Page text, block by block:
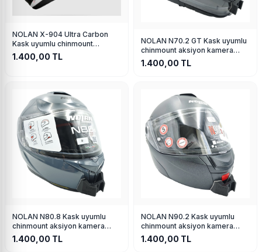
NOLAN X-904 Ultra Carbon
Kask uyumlu chinmount
aksiyon kamera çene bağlantı
aparatı seti
1.400,00 TL
NOLAN N70.2 GT Kask uyumlu
chinmount aksiyon kamera
çene bağlantı aparatı seti
1.400,00 TL
NOLAN N80.8 Kask uyumlu
chinmount aksiyon kamera
çene bağlantı aparatı seti
1.400,00 TL
NOLAN N90.2 Kask uyumlu
chinmount aksiyon kamera
çene bağlantı aparatı seti
1.400,00 TL